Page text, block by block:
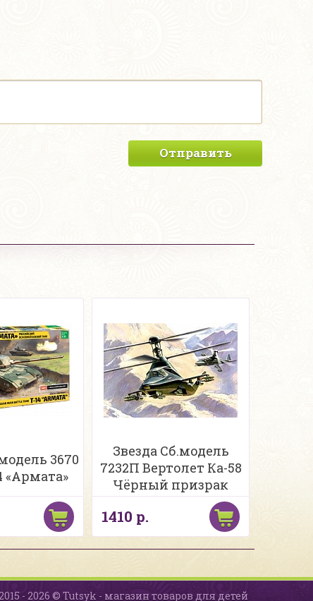
Отправить
3670
«Армата»
Звезда Сб.модель
7232П Вертолет Ка-58
Чёрный призрак
1410 р.
- 2026 © Tutsyk - магазин товаров для детей